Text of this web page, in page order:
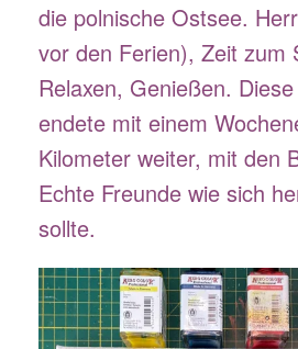
die polnische Ostsee.
vor den Ferien), Zeit zum
Relaxen, Genießen.
endete mit einem
Kilometer weiter, mit den
Echte Freunde wie sich
sollte.